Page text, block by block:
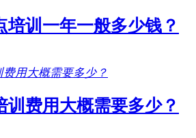
培训一年一般多少钱？
训费用大概需要多少？